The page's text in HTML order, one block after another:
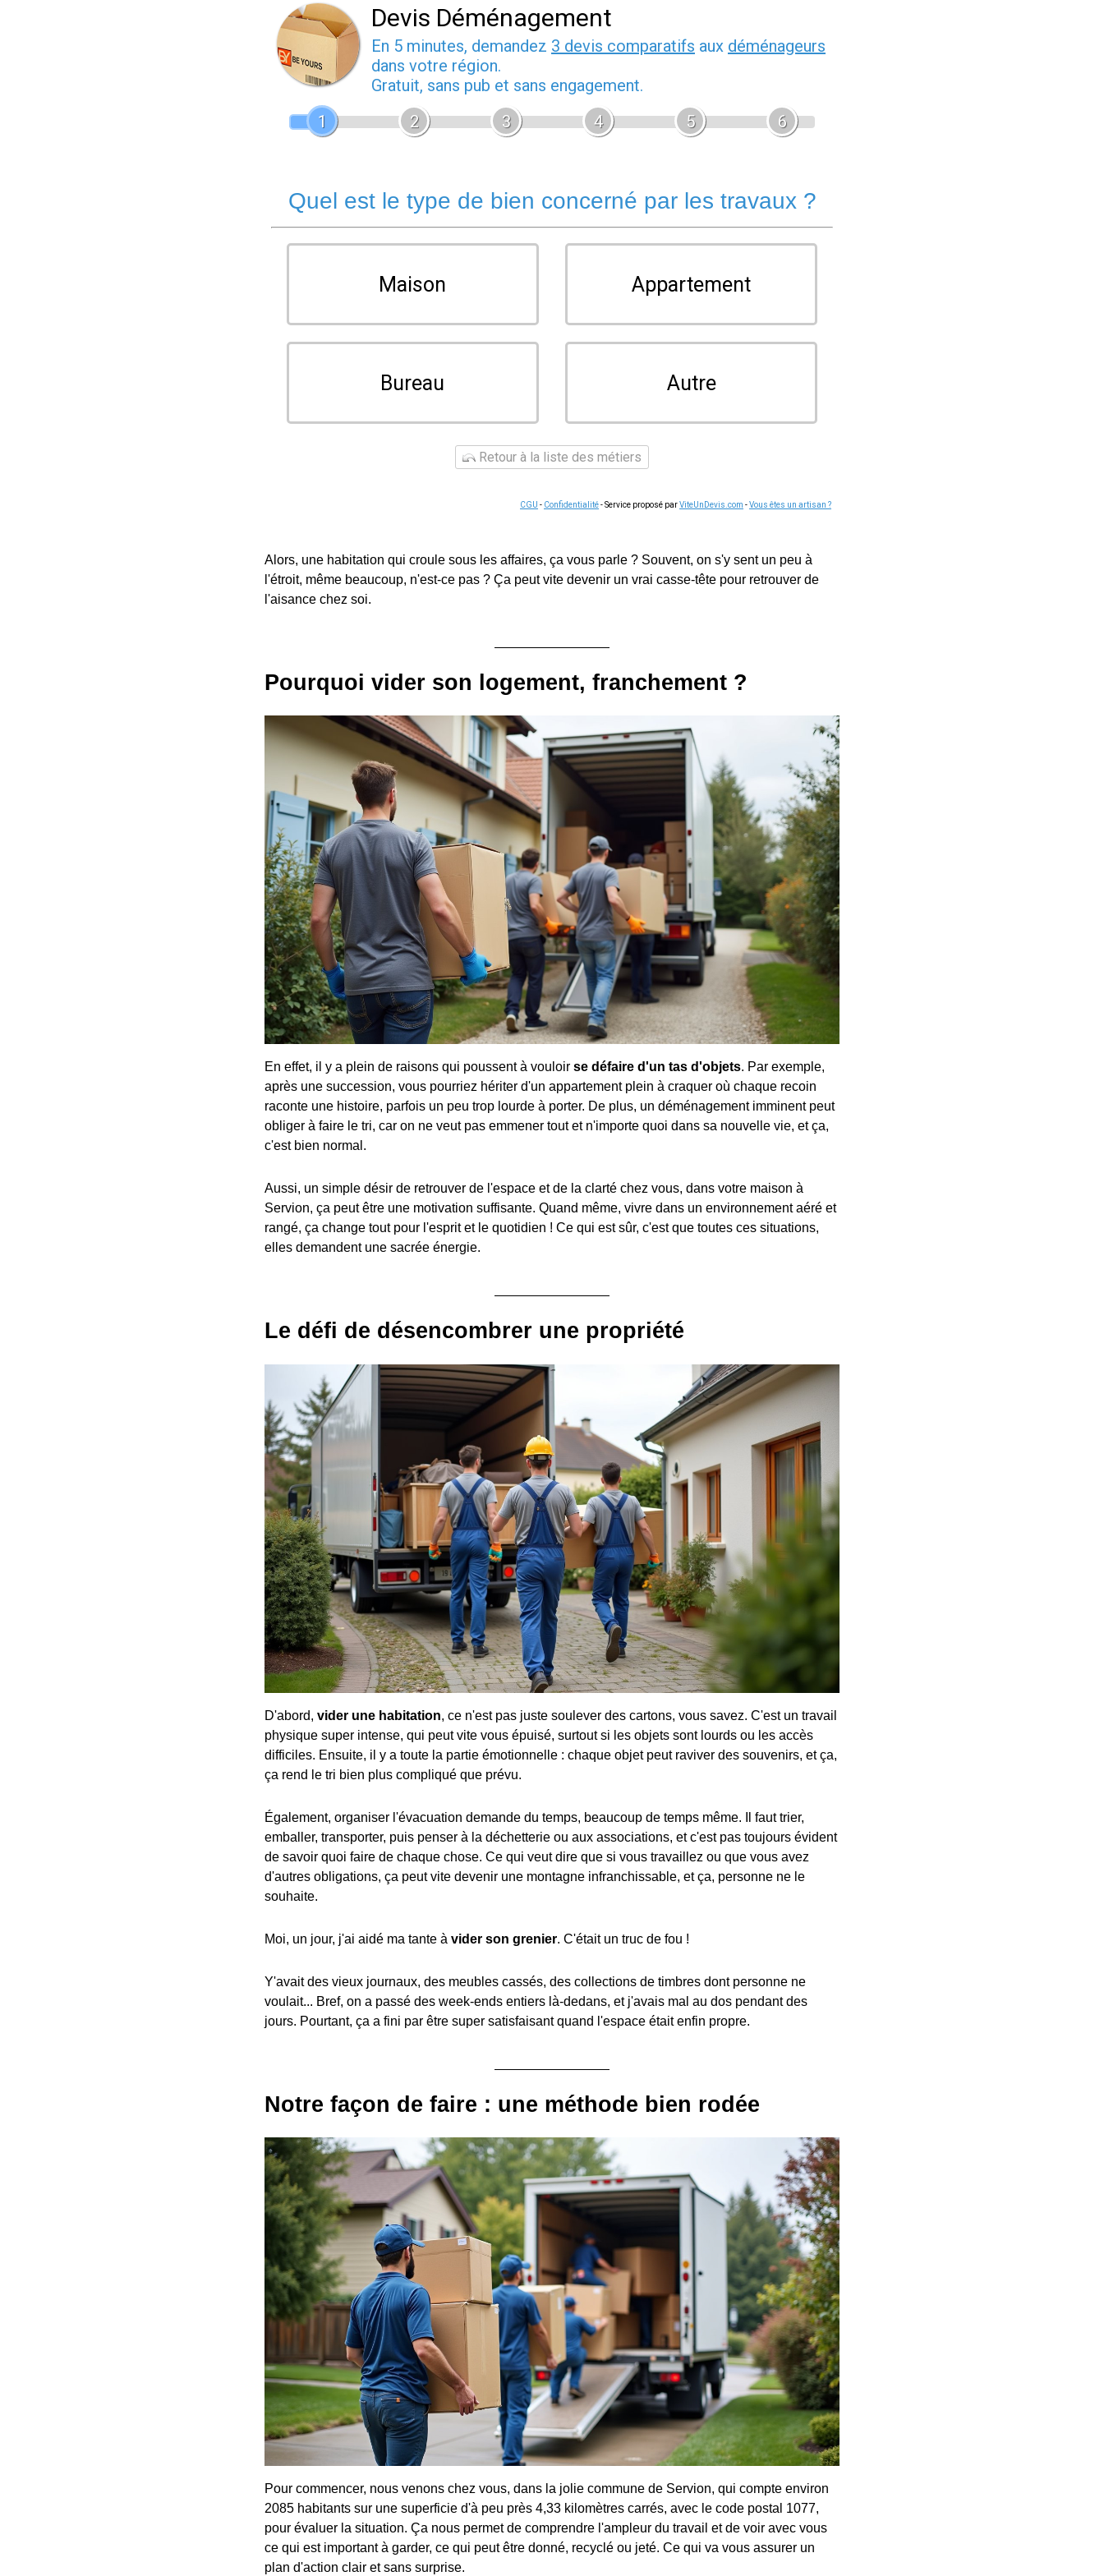
Devis Déménagement
En 5 minutes, demandez 3 devis comparatifs aux déménageurs
dans votre région.
Gratuit, sans pub et sans engagement.
1
2 3 4 5 6
Quel est le type de bien concerné par les travaux ?
Maison Appartement
Bureau Autre
Retour à la liste des métiers
CGU - Confidentialité- Service proposé parViteUnDevis.com -Vous êtes un artisan ?
Alors, une habitation qui croule sous les affaires, ça vous parle ? Souvent, on s'y sent un peu à
l'étroit, même beaucoup, n'est-ce pas ? Ça peut vite devenir un vrai casse-tête pour retrouver de
l'aisance chez soi.
Pourquoi vider son logement, franchement ?
En effet, il y a plein de raisons qui poussent à vouloir se défaire d'un tas d'objets. Par exemple,
après une succession, vous pourriez hériter d'un appartement plein à craquer où chaque recoin
raconte une histoire, parfois un peu trop lourde à porter. De plus, un déménagement imminent peut
obliger à faire le tri, car on ne veut pas emmener tout et n'importe quoi dans sa nouvelle vie, et ça,
c'est bien normal.
Aussi, un simple désir de retrouver de l'espace et de la clarté chez vous, dans votre maison à
Servion, ça peut être une motivation suffisante. Quand même, vivre dans un environnement aéré et
rangé, ça change tout pour l'esprit et le quotidien ! Ce qui est sûr, c'est que toutes ces situations,
elles demandent une sacrée énergie.
Le défi de désencombrer une propriété
D'abord, vider une habitation, ce n'est pas juste soulever des cartons, vous savez. C'est un travail
physique super intense, qui peut vite vous épuisé, surtout si les objets sont lourds ou les accès
difficiles. Ensuite, il y a toute la partie émotionnelle : chaque objet peut raviver des souvenirs, et ça,
ça rend le tri bien plus compliqué que prévu.
Également, organiser l'évacuation demande du temps, beaucoup de temps même. Il faut trier,
emballer, transporter, puis penser à la déchetterie ou aux associations, et c'est pas toujours évident
de savoir quoi faire de chaque chose. Ce qui veut dire que si vous travaillez ou que vous avez
d'autres obligations, ça peut vite devenir une montagne infranchissable, et ça, personne ne le
souhaite.
Moi, un jour, j'ai aidé ma tante à vider son grenier. C'était un truc de fou !
Y'avait des vieux journaux, des meubles cassés, des collections de timbres dont personne ne
voulait... Bref, on a passé des week-ends entiers là-dedans, et j'avais mal au dos pendant des
jours. Pourtant, ça a fini par être super satisfaisant quand l'espace était enfin propre.
Notre façon de faire : une méthode bien rodée
Pour commencer, nous venons chez vous, dans la jolie commune de Servion, qui compte environ
2085 habitants sur une superficie d'à peu près 4,33 kilomètres carrés, avec le code postal 1077,
pour évaluer la situation. Ça nous permet de comprendre l'ampleur du travail et de voir avec vous
ce qui est important à garder, ce qui peut être donné, recyclé ou jeté. Ce qui va vous assurer un
plan d'action clair et sans surprise.